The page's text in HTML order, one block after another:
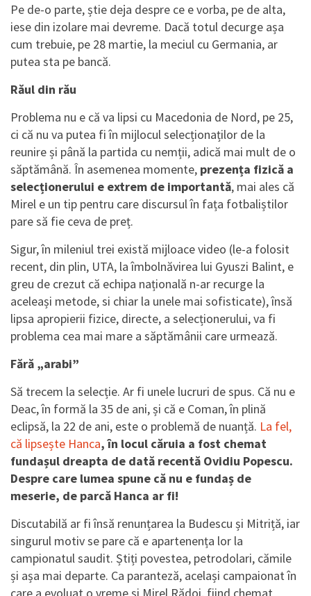
Pe de-o parte, știe deja despre ce e vorba, pe de alta,
iese din izolare mai devreme. Dacă totul decurge așa
cum trebuie, pe 28 martie, la meciul cu Germania, ar
putea sta pe bancă.
Răul din rău
Problema nu e că va lipsi cu Macedonia de Nord, pe 25,
ci că nu va putea fi în mijlocul selecționaților de la
reunire și până la partida cu nemții, adică mai mult de o
săptămână. În asemenea momente, prezența fizică a
selecționerului e extrem de importantă, mai ales că
Mirel e un tip pentru care discursul în fața fotbaliștilor
pare să fie ceva de preț.
Sigur, în mileniul trei există mijloace video (le-a folosit
recent, din plin, UTA, la îmbolnăvirea lui Gyuszi Balint, e
greu de crezut că echipa națională n-ar recurge la
aceleași metode, si chiar la unele mai sofisticate), însă
lipsa apropierii fizice, directe, a selecționerului, va fi
problema cea mai mare a săptămânii care urmează.
Fără „arabi”
Să trecem la selecție. Ar fi unele lucruri de spus. Că nu e
Deac, în formă la 35 de ani, și că e Coman, în plină
eclipsă, la 22 de ani, este o problemă de nuanță. La fel,
că lipsește Hanca, în locul căruia a fost chemat
fundașul dreapta de dată recentă Ovidiu Popescu.
Despre care lumea spune că nu e fundaș de
meserie, de parcă Hanca ar fi!
Discutabilă ar fi însă renunțarea la Budescu și Mitriță, iar
singurul motiv se pare că e apartenența lor la
campionatul saudit. Știți povestea, petrodolari, cămile
și așa mai departe. Ca paranteză, același campaionat în
care a evoluat o vreme și Mirel Rădoi, fiind chemat